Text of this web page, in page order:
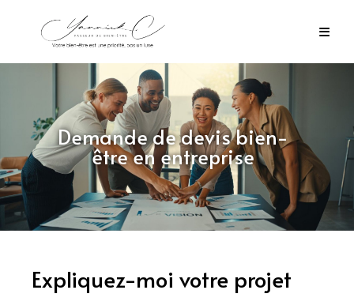
Demande de devis bien-
être en entreprise
Expliquez-moi votre projet